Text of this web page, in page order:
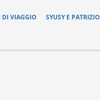
DI VIAGGIO SYUSY E PATRIZIO